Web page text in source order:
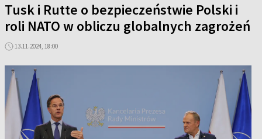
Tusk i Rutte o bezpieczeństwie Polski i
roli NATO w obliczu globalnych zagrożeń
13.11.2024, 18:00